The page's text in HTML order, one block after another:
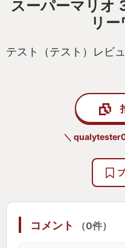
スーパーマリオ
リ
テスト（テスト）レビ
＼
コメント （0件）